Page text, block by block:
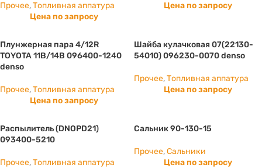
Прочее,Топливная аппатура
Цена по запросу
Цена по запросу
Плунжерная пара 4/12R
TOYOTA 11B/14B 096400-1240
denso
Прочее,Топливная аппатура
Цена по запросу
Шайба кулачковая 07(22130-
54010) 096230-0070 denso
Прочее,Топливная аппатура
Цена по запросу
Распылитель (DNOPD21)
093400-5210
Прочее,Топливная аппатура
Сальник 90-130-15
Прочее,Сальники
Цена по запросу